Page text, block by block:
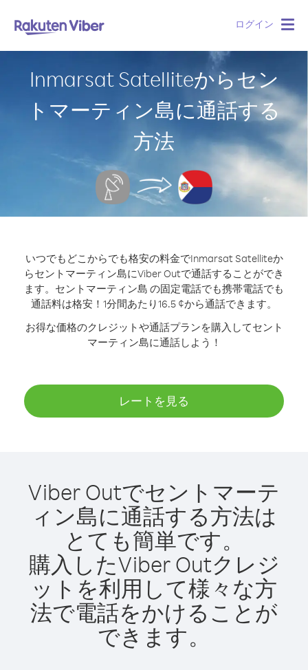
ログイン
Inmarsat Satelliteからセン
トマーティン島に通話する
方法
いつでもどこからでも格安の料金でInmarsat Satelliteか
らセントマーティン島にViber Outで通話することができ
ます。 セントマーティン島 の固定電話でも携帯電話でも
通話料は格安！1分間あたり16.5 ¢から通話できます。
お得な価格のクレジットや通話プランを購入してセント
マーティン島に通話しよう！
レートを見る
Viber Outでセントマーテ
ィン島に通話する方法は
とても簡単です。
購入したViber Outクレジ
ットを利用して様々な方
法で電話をかけることが
できます。